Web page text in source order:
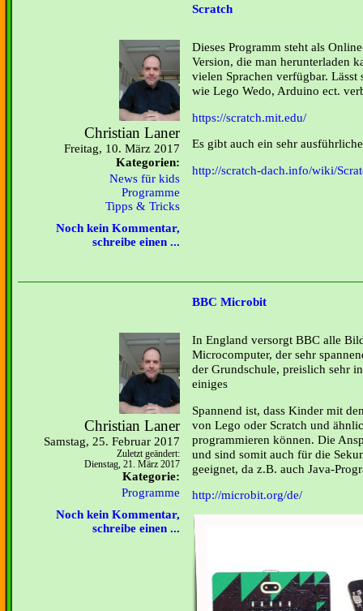
Scratch
Christian Laner
Freitag, 10. März 2017
Kategorien:
News für kids
Programme
Tipps & Tricks
Noch kein Kommentar,
schreibe einen ...
Dieses Programm steht als
Version, die man herunterladen
vielen Sprachen verfügbar.
wie Lego Wedo, Arduino ect.
https://scratch.mit.edu/
Es gibt auch ein sehr
http://scratch-dach.info/wiki/
BBC Microbit
Christian Laner
Samstag, 25. Februar 2017
Zuletzt geändert:
Dienstag, 21. März 2017
Kategorie:
Programme
Noch kein Kommentar,
schreibe einen ...
In England versorgt BBC alle
Microcomputer, der sehr
der Grundschule, preislich sehr
einiges
Spannend ist, dass Kinder mit
von Lego oder Scratch und
programmieren können. Die
und sind somit auch für die
geeignet, da z.B. auch Java-
http://microbit.org/de/